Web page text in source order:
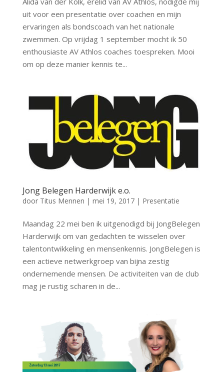
uit voor een presentatie over coachen en mijn
ervaringen als bondscoach van het nationale
zwemmen. Op vrijdag 1 september mocht ik 50
enthousiaste AV Athlos coaches toespreken. Mooi
om op deze manier kennis te...
Jong Belegen Harderwijk e.o.
door Titus Mennen | mei 19, 2017| Presentatie
Maandag 22 mei ben ik uitgenodigd bij JongBelegen
Harderwijk om van gedachten te wisselen over
talentontwikkeling en mensenkennis. JongBelegen is
een actieve netwerkgroep van bijna zestig
ondernemende mensen. De activiteiten van de club
mag je rustig scharen in de...